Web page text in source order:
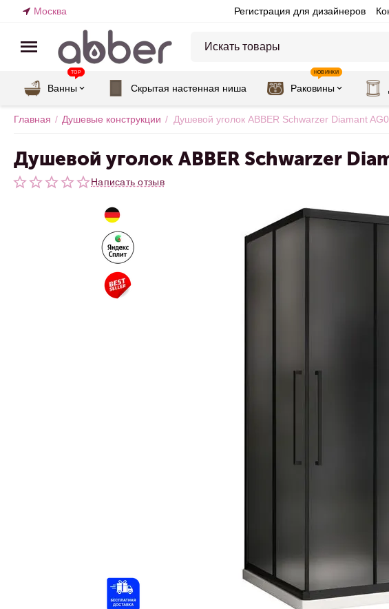
Москва Регистрация для дизайнеров
Ванны
TOP
Скрытая настенная ниша Раковины
НОВИНКИ
Главная / Душевые конструкции / Душевой уголок ABBER Schwarzer Diamant
Душевой уголок ABBER Schwarzer
Написать отзыв